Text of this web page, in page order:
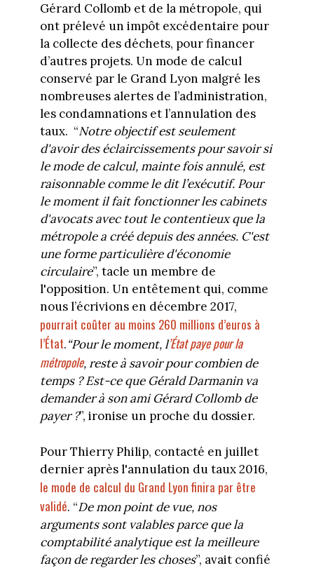
Gérard Collomb et de la métropole, qui
ont prélevé un impôt excédentaire pour
la collecte des déchets, pour financer
d’autres projets. Un mode de calcul
conservé par le Grand Lyon malgré les
nombreuses alertes de l’administration,
les condamnations et l’annulation des
taux. “Notre objectif est seulement
d'avoir des éclaircissements pour savoir si
le mode de calcul, mainte fois annulé, est
raisonnable comme le dit l’exécutif. Pour
le moment il fait fonctionner les cabinets
d'avocats avec tout le contentieux que la
métropole a créé depuis des années. C'est
une forme particulière d'économie
circulaire”, tacle un membre de
l'opposition. Un entêtement qui, comme
nous l’écrivions en décembre 2017,
pourrait coûter au moins 260 millions d’euros à
l’État.“Pour le moment, l’État paye pour la
métropole, reste à savoir pour combien de
temps ? Est-ce que Gérald Darmanin va
demander à son ami Gérard Collomb de
payer ?”, ironise un proche du dossier.
Pour Thierry Philip, contacté en juillet
dernier après l'annulation du taux 2016,
le mode de calcul du Grand Lyon finira par être
validé. “De mon point de vue, nos
arguments sont valables parce que la
comptabilité analytique est la meilleure
façon de regarder les choses”, avait confié